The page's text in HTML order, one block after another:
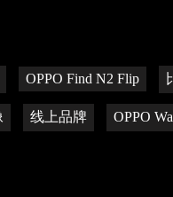
OPPO Find N2 Flip
线上品牌 OPPO